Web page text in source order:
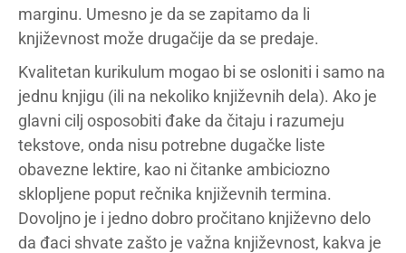
marginu. Umesno je da se zapitamo da li
književnost može drugačije da se predaje.
Kvalitetan kurikulum mogao bi se osloniti i samo na
jednu knjigu (ili na nekoliko književnih dela). Ako je
glavni cilj osposobiti đake da čitaju i razumeju
tekstove, onda nisu potrebne dugačke liste
obavezne lektire, kao ni čitanke ambiciozno
sklopljene poput rečnika književnih termina.
Dovoljno je i jedno dobro pročitano književno delo
da đaci shvate zašto je važna književnost, kakva je